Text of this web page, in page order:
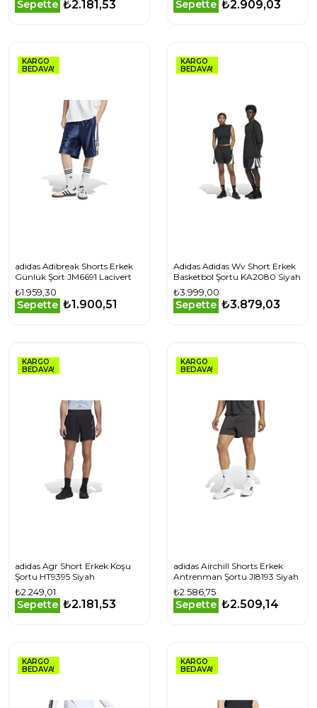
Sepette ₺2.181,53 Sepette ₺2.909,03
KARGO
BEDAVA!
adidas Adibreak Shorts Erkek
Günlük Şort JM6691 Lacivert
₺1.959,30
Sepette ₺1.900,51
KARGO
BEDAVA!
Adidas Adidas Wv Short Erkek
Basketbol Şortu KA2080 Siyah
₺3.999,00
Sepette ₺3.879,03
KARGO
BEDAVA!
adidas Agr Short Erkek Koşu
Şortu HT9395 Siyah
₺2.249,01
Sepette ₺2.181,53
KARGO
BEDAVA!
adidas Airchill Shorts Erkek
Antrenman Şortu JI8193 Siyah
₺2.586,75
Sepette ₺2.509,14
KARGO
BEDAVA!
KARGO
BEDAVA!